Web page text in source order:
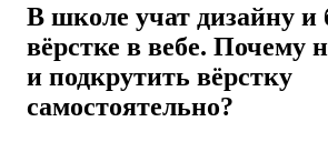
В школе учат дизайну и
вёрстке в вебе. Почему
и подкрутить вёрстку
самостоятельно?